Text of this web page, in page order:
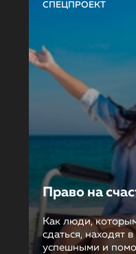
СПЕЦПРОЕКТ
Право на
Как люди,
сдаться, находят
успешными и